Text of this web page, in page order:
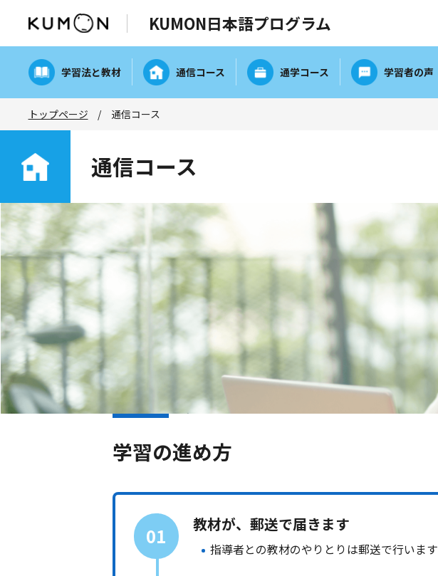
KUMON日本語プログラム
学習法と教材 通信コース 通学コース 学習者の声
トップページ 通信コース
通信コース
学習の進め方
01 教材が、郵送で届きます
指導者との教材のやりとりは郵送で行います